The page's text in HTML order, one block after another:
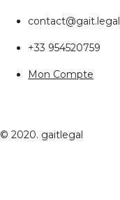
contact@gait.legal
+33 954520759
Mon Compte
© 2020. gaitlegal